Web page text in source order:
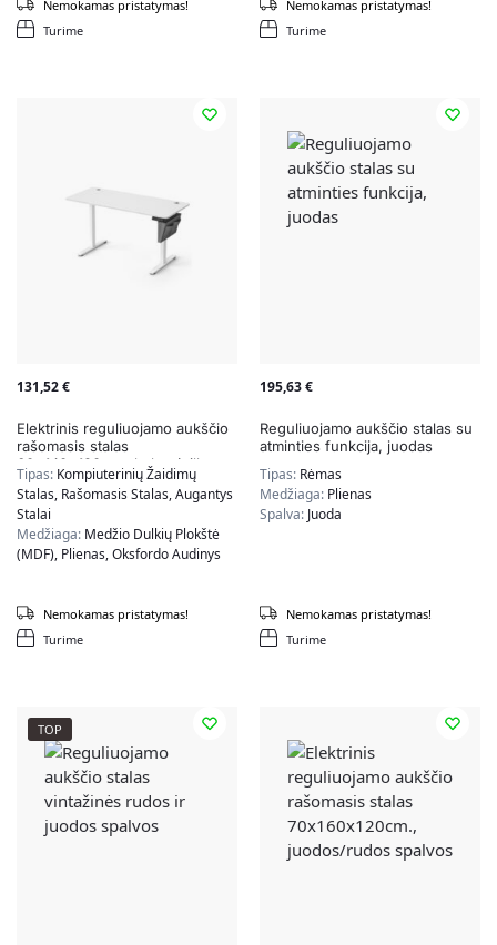
Turime
Nemokamas pristatymas!
Turime
Nemokamas pristatymas!
131,52€
Elektrinis reguliuojamo aukščio
rašomasis stalas
60x140x120cm., baltos/pilkos
spalvos
Tipas: Kompiuterinių Žaidimų
Stalas, Rašomasis Stalas, Augantys
Stalai
Medžiaga: Medžio Dulkių Plokštė
(MDF), Plienas, Oksfordo Audinys
Turime
Nemokamas pristatymas!
195,63€
Reguliuojamo aukščio stalas su
atminties funkcija, juodas
Tipas: Rėmas
Medžiaga: Plienas
Spalva: Juoda
Turime
Nemokamas pristatymas!
TOP